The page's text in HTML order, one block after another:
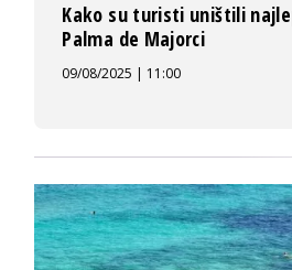
Kako su turisti uništili
Palma de Majorci
09/08/2025 | 11:00